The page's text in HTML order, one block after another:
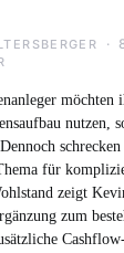
möchten
nutzen,
für
zeigt
zum